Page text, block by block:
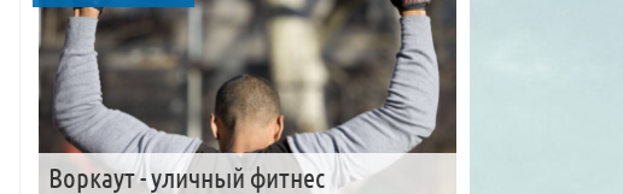
Воркаут - уличный фитнес